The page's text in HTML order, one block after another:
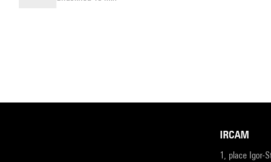
IRCAM
1, place Igor-